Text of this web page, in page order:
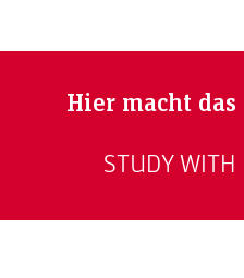
Hier macht
STUDY WITH